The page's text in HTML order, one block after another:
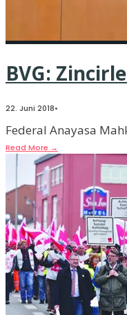
BVG:
22. Juni 2018•
Federal Anayasa
Read More →